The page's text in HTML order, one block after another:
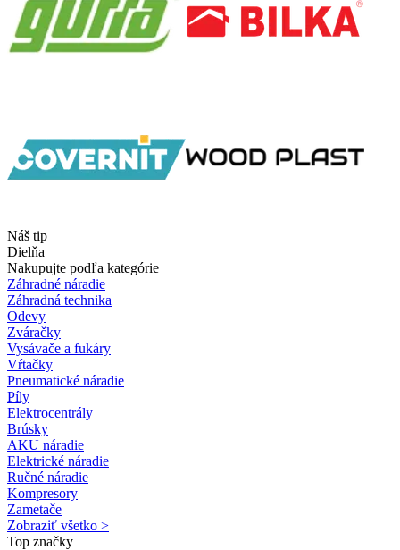
Náš tip
Dielňa
Nakupujte podľa kategórie
Záhradné náradie
Záhradná technika
Odevy
Zváračky
Vysávače a fukáry
Vŕtačky
Pneumatické náradie
Píly
Elektrocentrály
Brúsky
AKU náradie
Elektrické náradie
Ručné náradie
Kompresory
Zametače
Zobraziť všetko >
Top značky